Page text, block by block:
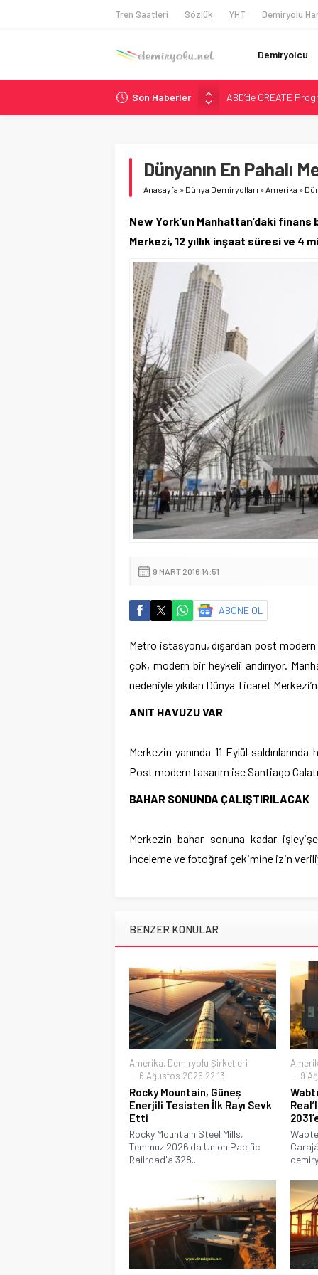
Tren Saatleri Sözlük YHT Demiryolu
Demiryolcu
Son Haberler
ABD’de CREATE
Ukrayna’da Yolcu
GB Railfreight
Dünyanın En Pahalı
Anasayfa » Dünya Demiryolları »Amerika »
New York’un Manhattan’daki
Merkezi, 12 yıllık inşaat süresi ve 4
9 MART 2016 14:51
ABONE OL
Metro istasyonu, dışardan post
çok, modern bir heykeli andırıyor.
nedeniyle yıkılan Dünya Ticaret
ANIT HAVUZU VAR
Merkezin yanında 11 Eylül
Post modern tasarım ise Santiago
BAHAR SONUNDA ÇALIŞTIRILACAK
Merkezin bahar sonuna kadar
inceleme ve fotoğraf çekimine izin
BENZER KONULAR
Amerika, Demiryolu Şirketleri
6 Ağustos 2026 22:13
Rocky Mountain, Güneş
Enerjili Tesisten İlk Rayı Sevk
Etti
Rocky Mountain Steel Mills,
Temmuz 2026'da Union Pacific
Railroad'a 328...
9